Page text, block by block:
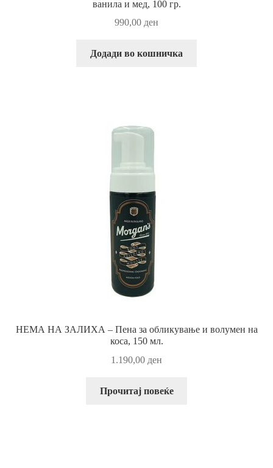
ванила и мед, 100 гр.
990,00 ден
Додади во кошничка
НЕМА НА ЗАЛИХА – Пена за обликување и волумен на
коса, 150 мл.
1.190,00 ден
Прочитај повеќе